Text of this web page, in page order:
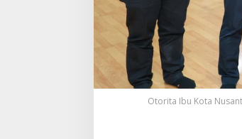
Otorita Ibu Kota